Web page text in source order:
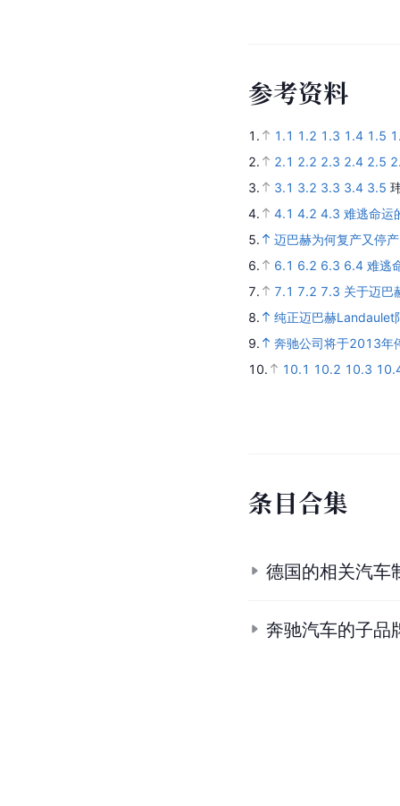
参考资料
1. 1.1 1.2 1.3 1.4 1.5
2.
2.1 2.2 2.3 2.4 2.5
3.
3.1 3.2 3.3 3.4 3.5
4.
4.1 4.2 4.3 难逃命运
5.
迈巴赫为何复产又停产
6.
6.1 6.2 6.3 6.4 难逃
7.
7.1 7.2 7.3 关于迈巴
8.
纯正迈巴赫Landaulet
9.
奔驰公司将于2013年
10.
10.1 10.2 10.3
条目合集
德国的相关汽车
奔驰汽车的子品